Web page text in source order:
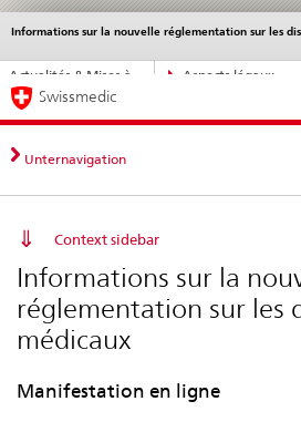
Navigation
directe:
actualités,
juridiques,
Actualités & Mises à
Aspects légaux,
Informations sur la nouvelle réglementation sur les
Service
Navigation
Swissmedic
Unternavigation
Context sidebar
Informations sur la
réglementation sur les
médicaux
Manifestation en ligne